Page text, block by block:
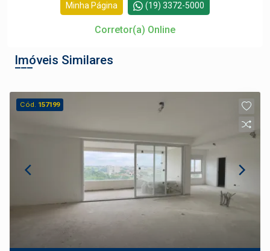
Minha Página (19) 3372-5000
Corretor(a) Online
Imóveis Similares
Cód. 157199